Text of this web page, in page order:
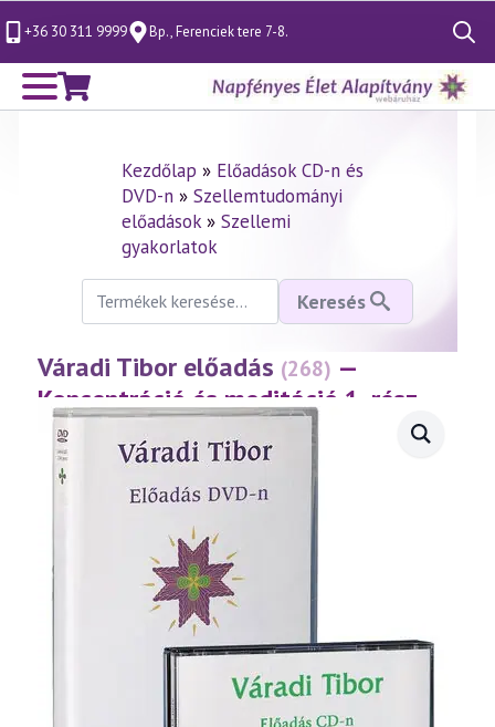
+36 30 311 9999 Bp., Ferenciek tere 7-8.
Search
for:
Kezdőlap » Előadások CD-n és
DVD-n» Szellemtudományi
előadások» Szellemi
gyakorlatok
Keresés
következőre:
Keresés
Váradi Tibor előadás (268) —
Koncentráció és meditáció 1. rész
(2002.10.16.)